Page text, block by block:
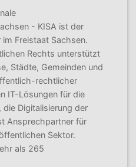
- KISA ist der
Freistaat Sachsen.
Rechts unterstützt
Städte, Gemeinden und
rechtlicher
IT-Lösungen für die
Digitalisierung der
Ansprechpartner für
Sektor.
als 265